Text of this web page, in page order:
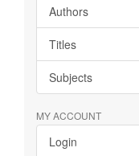
Authors
Titles
Subjects
MY ACCOUNT
Login